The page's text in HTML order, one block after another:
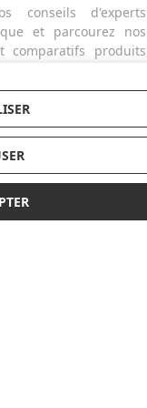
conseils d'experts
et parcourez nos
comparatifs produits
des services
comme la
des produits ou
Alors n'hésitez
vos cadeaux ! Craquez
et offrez un sac à dos,
carnet de santé ou